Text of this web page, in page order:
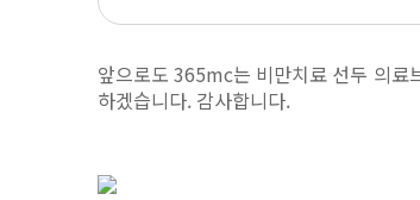
앞으로도 365mc는 비만치료 선두 의료
하겠습니다. 감사합니다.